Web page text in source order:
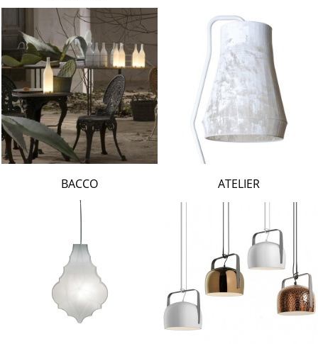
ATELIER
BACCO